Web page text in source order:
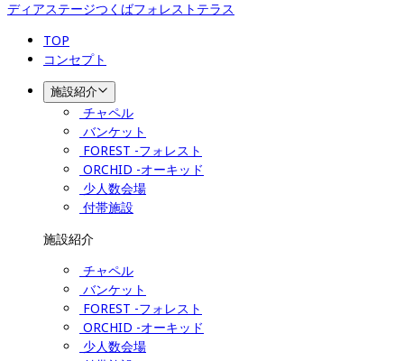
ディアステージつくばフォレストテラス
TOP
コンセプト
施設紹介
チャペル
バンケット
FOREST -フォレスト
ORCHID -オーキッド
少人数会場
付帯施設
施設紹介
チャペル
バンケット
FOREST -フォレスト
ORCHID -オーキッド
少人数会場